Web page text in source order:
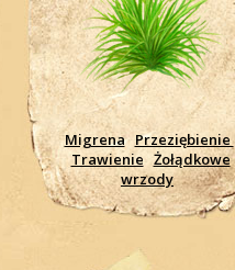
Migrena Przeziębienie
Trawienie Żołądkowe
wrzody